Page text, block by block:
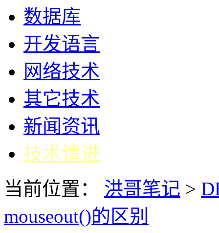
数据库
开发语言
网络技术
其它技术
新闻资讯
技术请进
当前位置：
洪哥笔记 >
mouseout()的区别